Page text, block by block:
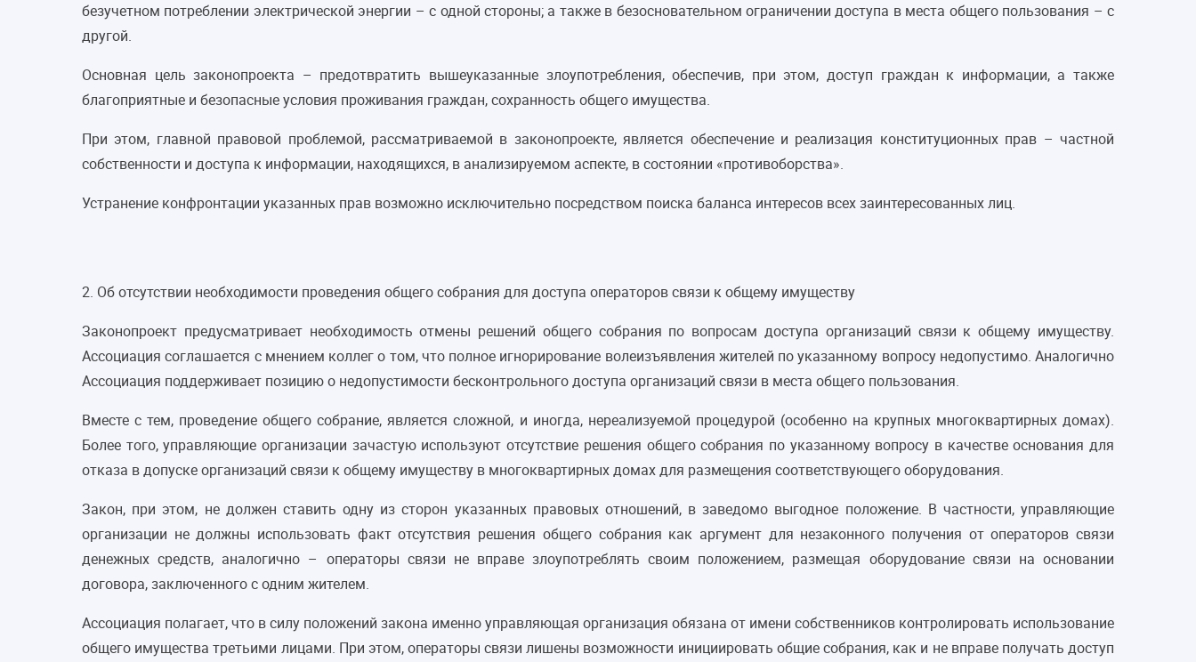
безучетном потреблении электрической энергии – с одной стороны; а также в безосновательном ограничении доступа в места общего пользования – с
другой.
Основная цель законопроекта – предотвратить вышеуказанные злоупотребления, обеспечив, при этом, доступ граждан к информации, а также
благоприятные и безопасные условия проживания граждан, сохранность общего имущества.
При этом, главной правовой проблемой, рассматриваемой в законопроекте, является обеспечение и реализация конституционных прав – частной
собственности и доступа к информации, находящихся, в анализируемом аспекте, в состоянии «противоборства».
Устранение конфронтации указанных прав возможно исключительно посредством поиска баланса интересов всех заинтересованных лиц.
2. Об отсутствии необходимости проведения общего собрания для доступа операторов связи к общему имуществу
Законопроект предусматривает необходимость отмены решений общего собрания по вопросам доступа организаций связи к общему имуществу.
Ассоциация соглашается с мнением коллег о том, что полное игнорирование волеизъявления жителей по указанному вопросу недопустимо. Аналогично
Ассоциация поддерживает позицию о недопустимости бесконтрольного доступа организаций связи в места общего пользования.
Вместе с тем, проведение общего собрание, является сложной, и иногда, нереализуемой процедурой (особенно на крупных многоквартирных домах).
Более того, управляющие организации зачастую используют отсутствие решения общего собрания по указанному вопросу в качестве основания для
отказа в допуске организаций связи к общему имуществу в многоквартирных домах для размещения соответствующего оборудования.
Закон, при этом, не должен ставить одну из сторон указанных правовых отношений, в заведомо выгодное положение. В частности, управляющие
организации не должны использовать факт отсутствия решения общего собрания как аргумент для незаконного получения от операторов связи
денежных средств, аналогично – операторы связи не вправе злоупотреблять своим положением, размещая оборудование связи на основании
договора, заключенного с одним жителем.
Ассоциация полагает, что в силу положений закона именно управляющая организация обязана от имени собственников контролировать использование
общего имущества третьими лицами. При этом, операторы связи лишены возможности инициировать общие собрания, как и не вправе получать доступ